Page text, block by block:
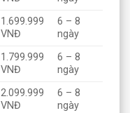
1.699.999
VNĐ
6 – 8
ngày
1.799.999
VNĐ
6 – 8
ngày
2.099.999
VNĐ
6 – 8
ngày